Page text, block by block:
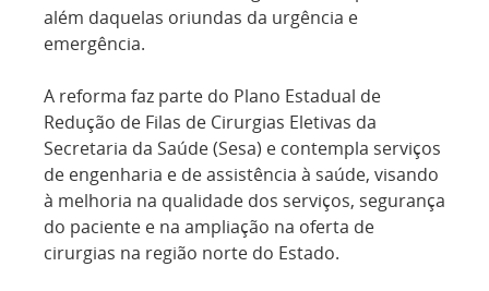
além daquelas oriundas da urgência e
emergência.
A reforma faz parte do Plano Estadual de
Redução de Filas de Cirurgias Eletivas da
Secretaria da Saúde (Sesa) e contempla serviços
de engenharia e de assistência à saúde, visando
à melhoria na qualidade dos serviços, segurança
do paciente e na ampliação na oferta de
cirurgias na região norte do Estado.